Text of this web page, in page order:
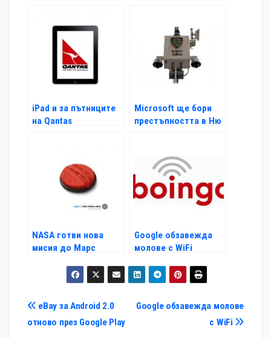
iPad и за пътниците
на Qantas
Microsoft ще бори
престъпността в Ню
NASA готви нова
мисия до Марс
Google обзавежда
молове с WiFi
Навигация
Google обзавежда молове
с WiFi
eBay за Android 2.0
отново през Google Play